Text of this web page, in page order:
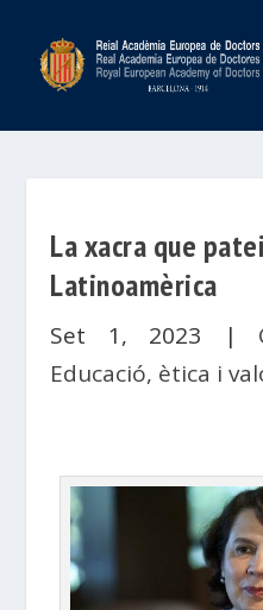
La xacra que
Latinoamèrica
Set 1, 2023 |
Educació, ètica i